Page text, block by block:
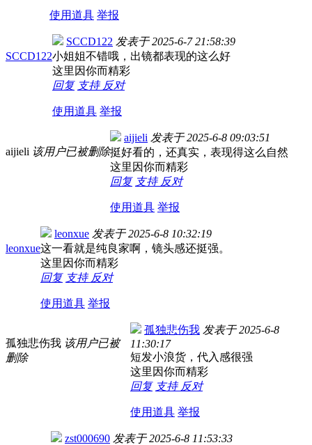
使用道具 举报
SCCD122
SCCD122 发表于2025-6-7 21:58:39
小姐姐不错哦，出镜都表现的这么好
这里因你而精彩
回复 支持 反对
使用道具 举报
aijieli 该用户已被删除
aijieli 发表于2025-6-8 09:03:51
挺好看的，还真实，表现得这么自然
这里因你而精彩
回复 支持 反对
使用道具 举报
leonxue
leonxue 发表于2025-6-8 10:32:19
这一看就是纯良家啊，镜头感还挺强。
这里因你而精彩
回复 支持 反对
使用道具 举报
孤独悲伤我 该用户已被
删除
孤独悲伤我 发表于2025-6-8
11:30:17
短发小浪货，代入感很强
这里因你而精彩
回复 支持 反对
使用道具 举报
zst000690 发表于2025-6-8 11:53:33